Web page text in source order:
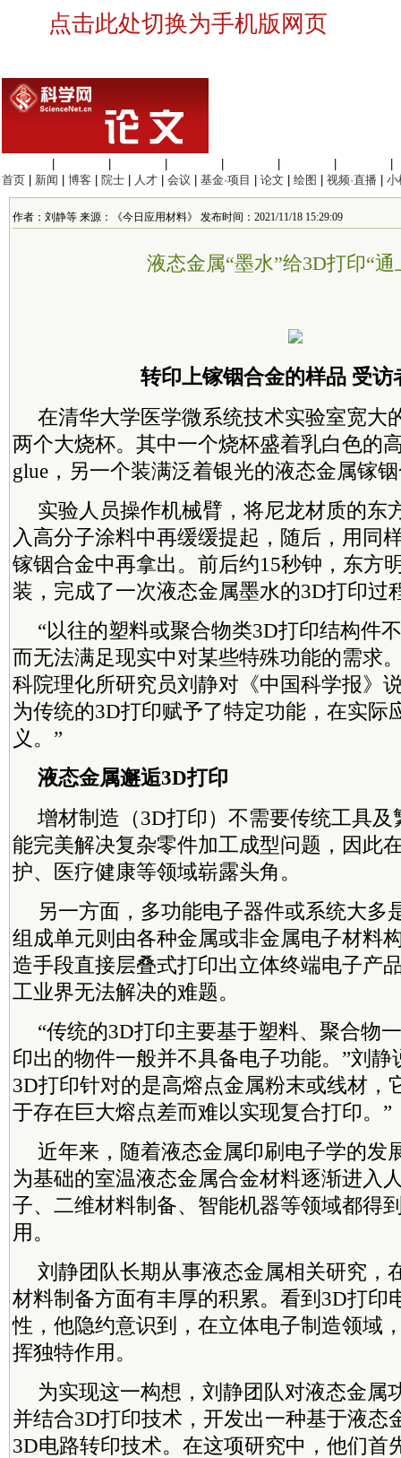
点击此处切换为手机版网页
首页
新闻 博客 院士 人才 会议 基金·项目 论文 绘图 视频·直播 小
作者：刘静等 来源：《今日应用材料》 发布时间：2021/11/18 15:29:09
液态金属“墨水”给3D打印“通
转印上镓铟合金的样品 受访
在清华大学医学微系统技术实验室宽大
两个大烧杯。其中一个烧杯盛着乳白色
glue，另一个装满泛着银光的液态金属镓
实验人员操作机械臂，将尼龙材质的东
入高分子涂料中再缓缓提起，随后，用同
镓铟合金中再拿出。前后约15秒钟，东方
装，完成了一次液态金属墨水的3D打印过
“以往的塑料或聚合物类3D打印结构件
而无法满足现实中对某些特殊功能的需求
科院理化所研究员刘静对《中国科学报》
为传统的3D打印赋予了特定功能，在实际
义。”
液态金属邂逅3D打印
增材制造（3D打印）不需要传统工具及
能完美解决复杂零件加工成型问题，因此
护、医疗健康等领域崭露头角。
另一方面，多功能电子器件或系统大多
组成单元则由各种金属或非金属电子材料
造手段直接层叠式打印出立体终端电子产
工业界无法解决的难题。
“传统的3D打印主要基于塑料、聚合物
印出的物件一般并不具备电子功能。”刘静
3D打印针对的是高熔点金属粉末或线材，
于存在巨大熔点差而难以实现复合打印。”
近年来，随着液态金属印刷电子学的发
为基础的室温液态金属合金材料逐渐进入
子、二维材料制备、智能机器等领域都得
用。
刘静团队长期从事液态金属相关研究，
材料制备方面有丰厚的积累。看到3D打印
性，他隐约意识到，在立体电子制造领域
挥独特作用。
为实现这一构想，刘静团队对液态金属
并结合3D打印技术，开发出一种基于液态
3D电路转印技术。在这项研究中，他们首